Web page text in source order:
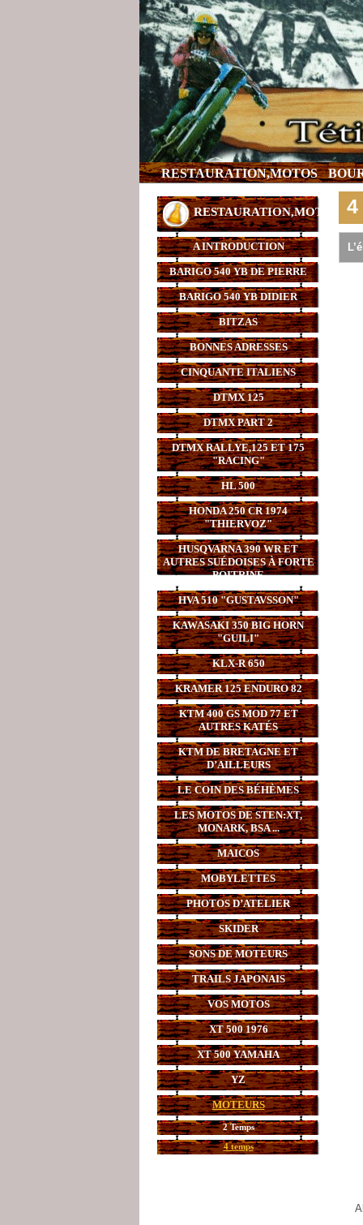
RESTAURATION,MOTOS
RESTAURATION,MOTOS
A INTRODUCTION
BARIGO 540 YB DE PIERRE
BARIGO 540 YB DIDIER
BITZAS
BONNES ADRESSES
CINQUANTE ITALIENS
DTMX 125
DTMX PART 2
DTMX RALLYE,125 ET 175
"RACING"
HL 500
HONDA 250 CR 1974
"THIERVOZ"
HUSQVARNA 390 WR ET
AUTRES SUÉDOISES À FORTE
POITRINE
HVA 510 "GUSTAVSSON"
KAWASAKI 350 BIG HORN
"GUILI"
KLX-R 650
KRAMER 125 ENDURO 82
KTM 400 GS MOD 77 ET
AUTRES KATÉS
KTM DE BRETAGNE ET
D’AILLEURS
LE COIN DES BÉHÈMES
LES MOTOS DE STEN:XT,
MONARK, BSA ...
MAICOS
MOBYLETTES
PHOTOS D’ATELIER
SKIDER
SONS DE MOTEURS
TRAILS JAPONAIS
VOS MOTOS
XT 500 1976
XT 500 YAMAHA
YZ
MOTEURS
2 Temps
4 temps
4